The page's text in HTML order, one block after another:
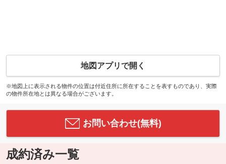
地図アプリで開く
※地図上に表示される物件の位置は付近住所に所在することを表すものであり、実際
の物件所在地とは異なる場合がございます。
お問い合わせ(無料)
成約済み一覧